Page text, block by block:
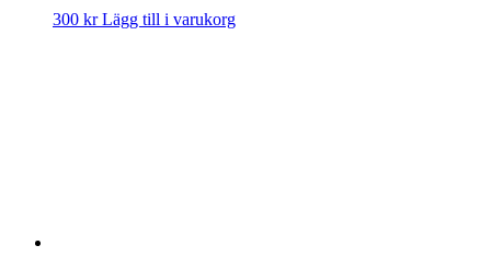
300 kr Lägg till i varukorg